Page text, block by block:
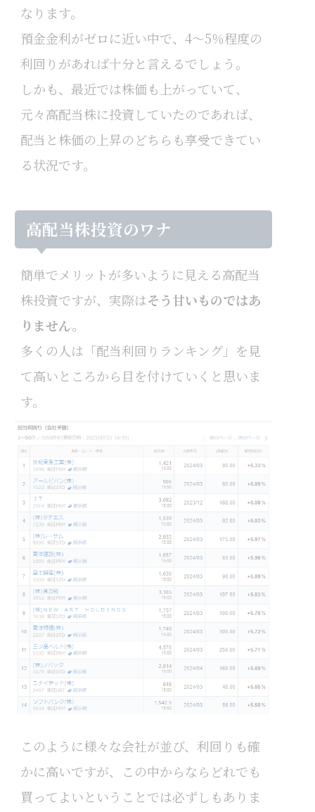
なります。
預金金利がゼロに近い中で、4～5％程度の
利回りがあれば十分と言えるでしょう。
しかも、最近では株価も上がっていて、
元々高配当株に投資していたのであれば、
配当と株価の上昇のどちらも享受できてい
る状況です。
高配当株投資のワナ
簡単でメリットが多いように見える高配当
株投資ですが、実際はそう甘いものではあ
りません。
多くの人は「配当利回りランキング」を見
て高いところから目を付けていくと思いま
す。
このように様々な会社が並び、利回りも確
かに高いですが、この中からならどれでも
買ってよいということでは必ずしもありま